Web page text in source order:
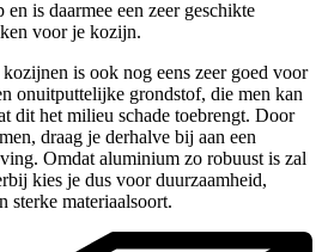
is daarmee een zeer geschikte
voor je kozijn.
is ook nog eens zeer goed voor
onuitputtelijke grondstof, die men kan
dit het milieu schade toebrengt. Door
draag je derhalve bij aan een
Omdat aluminium zo robuust is zal
kies je dus voor duurzaamheid,
sterke materiaalsoort.